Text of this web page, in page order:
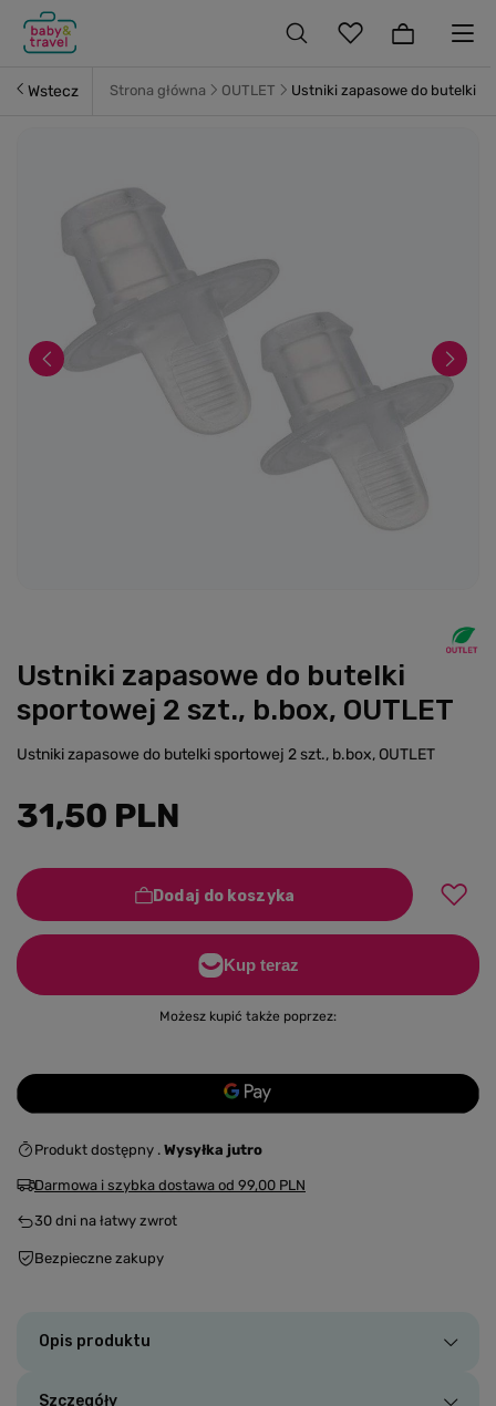
Wstecz Strona główna OUTLET Ustniki zapasowe do butelki
Ustniki zapasowe do butelki
sportowej 2 szt., b.box, OUTLET
Ustniki zapasowe do butelki sportowej 2 szt., b.box, OUTLET
31,50 PLN
Dodaj do koszyka
Możesz kupić także poprzez:
Produkt dostępny Wysyłka jutro
Darmowa i szybka dostawa od 99,00 PLN
30 dni na łatwy zwrot
Bezpieczne zakupy
Opis produktu
Szczegóły